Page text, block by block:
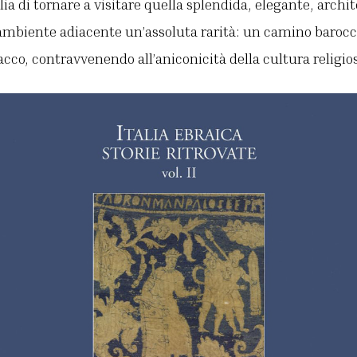
di tornare a visitare quella splendida, elegante,
adiacente un’assoluta rarità: un camino
contravvenendo all’aniconicità della cultura